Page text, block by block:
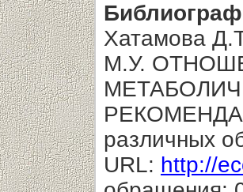
Хатамова
М.У.
различных
URL: http://